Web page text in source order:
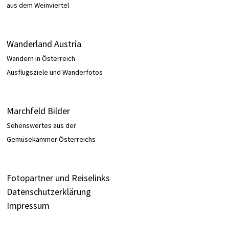
aus dem Weinviertel
Wanderland Austria
Wandern in Österreich
Ausflugsziele und Wanderfotos
Marchfeld Bilder
Sehenswertes aus der
Gemüsekammer Österreichs
Fotopartner und Reiselinks
Datenschutzerklärung
Impressum